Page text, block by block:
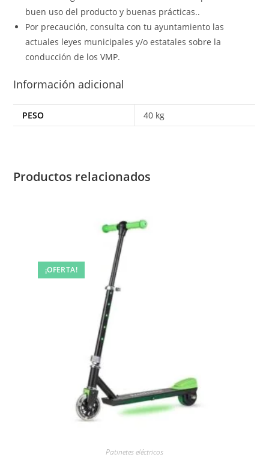
buen uso del producto y buenas prácticas..
Por precaución, consulta con tu ayuntamiento las
actuales leyes municipales y/o estatales sobre la
conducción de los VMP.
Información adicional
PESO 40 kg
Productos relacionados
¡OFERTA!
Patinetes eléctricos